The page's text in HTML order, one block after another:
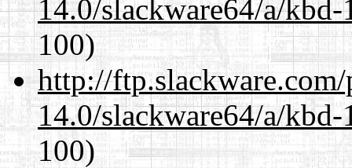
14.0/slackware64/a/
100)
http://
14.0/slackware64/a/
100)